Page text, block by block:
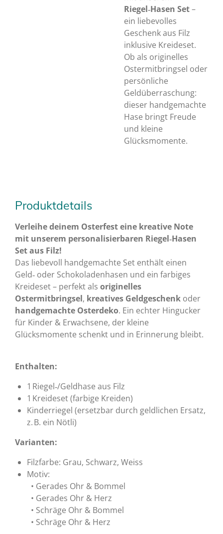
Riegel‑Hasen Set–
ein liebevolles
Geschenk aus Filz
inklusive Kreideset.
Ob als originelles
Ostermitbringsel oder
persönliche
Geldüberraschung:
dieser handgemachte
Hase bringt Freude
und kleine
Glücksmomente.
Produktdetails
Verleihe deinem Osterfest eine kreative Note
mit unserem personalisierbaren Riegel‑Hasen
Set aus Filz!
Das liebevoll handgemachte Set enthält einen
Geld‑ oder Schokoladenhasen und ein farbiges
Kreideset – perfekt als originelles
Ostermitbringsel, kreatives Geldgeschenk oder
handgemachte Osterdeko. Ein echter Hingucker
für Kinder & Erwachsene, der kleine
Glücksmomente schenkt und in Erinnerung bleibt.
Enthalten:
1 Riegel‑/Geldhase aus Filz
1 Kreideset (farbige Kreiden)
Kinderriegel (ersetzbar durch geldlichen Ersatz,
z. B. ein Nötli)
Varianten:
Filzfarbe: Grau, Schwarz, Weiss
Motiv:
• Gerades Ohr & Bommel
• Gerades Ohr & Herz
• Schräge Ohr & Bommel
• Schräge Ohr & Herz